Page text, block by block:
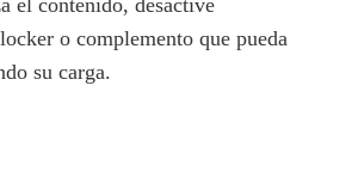
el contenido, desactive
o complemento que pueda
su carga.